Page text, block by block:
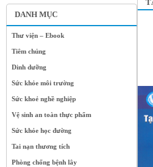
DANH MỤC
Thư viện – Ebook
Tiêm chủng
Dinh dưỡng
Sức khỏe môi trường
Sức khoẻ nghề nghiệp
Vệ sinh an toàn thực phẩm
Sức khỏe học đường
Tai nạn thương tích
Phòng chống bệnh lây